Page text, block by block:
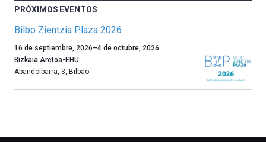
PRÓXIMOS EVENTOS
Bilbo Zientzia Plaza 2026
Un
año
más,
16 de septiembre, 2026–4 de octubre, 2026
Bizkaia Aretoa-EHU
Abandoibarra, 3, Bilbao